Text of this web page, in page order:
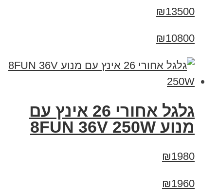
₪13500
₪10800
גלגל אחורי 26 אינץ עם
מנוע 8FUN 36V 250W
₪1980
₪1960